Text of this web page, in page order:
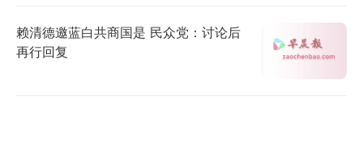
赖清德邀蓝白共商国是 民众党：讨论后
再行回复